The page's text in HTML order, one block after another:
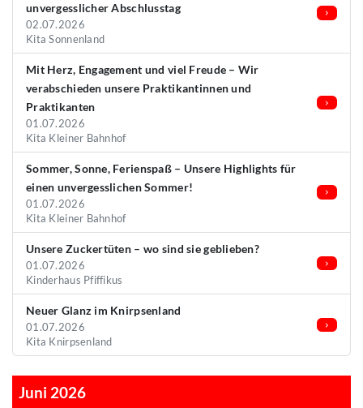
unvergesslicher Abschlusstag
02.07.2026
Kita Sonnenland
Mit Herz, Engagement und viel Freude – Wir
verabschieden unsere Praktikantinnen und
Praktikanten
01.07.2026
Kita Kleiner Bahnhof
Sommer, Sonne, Ferienspaß – Unsere Highlights für
einen unvergesslichen Sommer!
01.07.2026
Kita Kleiner Bahnhof
Unsere Zuckertüten – wo sind sie geblieben?
01.07.2026
Kinderhaus Pfiffikus
Neuer Glanz im Knirpsenland
01.07.2026
Kita Knirpsenland
Juni 2026